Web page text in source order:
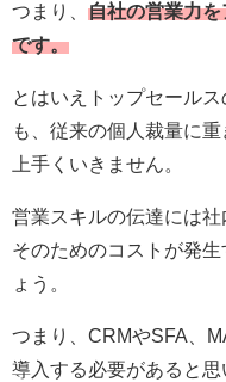
つまり、 自社の営業力
です。
とはいえトップセール
も、従来の個人裁量に
上手くいきません。
営業スキルの伝達には社
そのためのコストが発
ょう。
つまり、CRMやSFA、
導入する必要があると